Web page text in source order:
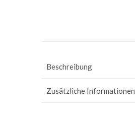
Beschreibung
Zusätzliche Informationen